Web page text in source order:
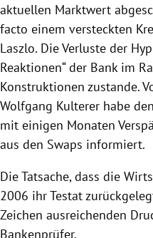
aktuellen Marktwert
facto einem versteckten
Laszlo. Die Verluste der
Reaktionen“ der Bank im
Konstruktionen zustande.
Wolfgang Kulterer habe
mit einigen Monaten
aus den Swaps informiert.
Die Tatsache, dass die
2006 ihr Testat
Zeichen ausreichenden
Bankenprüfer.